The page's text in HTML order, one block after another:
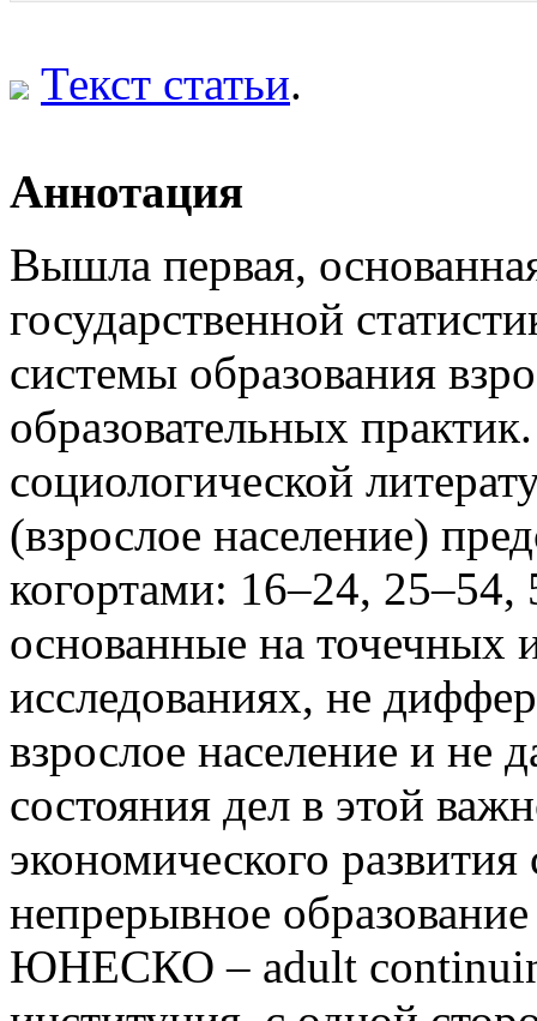
Текст статьи.
Аннотация
Вышла первая,
государственной
системы образования
образовательных
социологической
(взрослое население)
когортами: 16–24, 25–54,
основанные на точечных
исследованиях, не
взрослое население и не
состояния дел в этой
экономического
непрерывное
ЮНЕСКО – adult